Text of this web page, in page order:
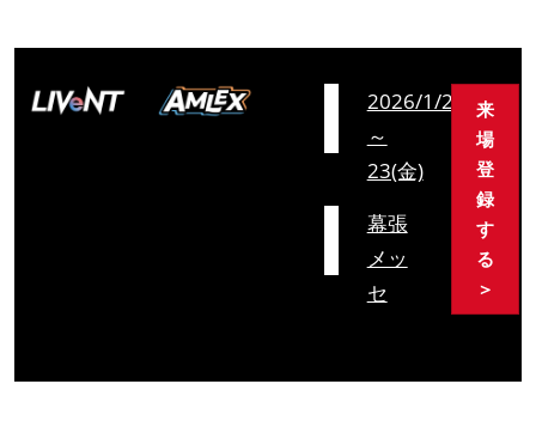
2026/1/21(水)
～
23(金)
幕張
メッ
セ
来
場
登
録
す
る
＞